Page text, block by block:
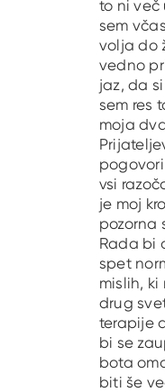
to ni več
sem
volja do
vedno
jaz, da
sem res
moja
vsi
je moj
pozorna
Rada bi
spet
mislih,
drug
terapije
bi se
bota
biti še